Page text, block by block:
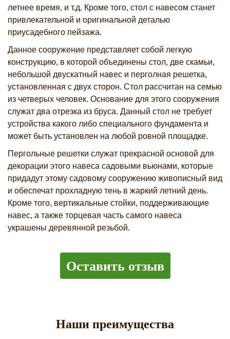
летнее время, и т.д. Кроме того, стол с навесом станет
привлекательной и оригинальной деталью
приусадебного пейзажа.
Данное сооружение представляет собой легкую
конструкцию, в которой объединены стол, две скамьи,
небольшой двускатный навес и перголная решетка,
установленная с двух сторон. Стол рассчитан на семью
из четверых человек. Основание для этого сооружения
служат два отрезка из бруса. Данный стол не требует
устройства какого либо специального фундамента и
может быть установлен на любой ровной площадке.
Пергольные решетки служат прекрасной основой для
декорации этого навеса садовыми вьюнами, которые
придадут этому садовому сооружению живописный вид
и обеспечат прохладную тень в жаркий летний день.
Кроме того, вертикальные стойки, поддерживающие
навес, а также торцевая часть самого навеса
украшены деревянной резьбой.
Оставить отзыв
Наши преимущества